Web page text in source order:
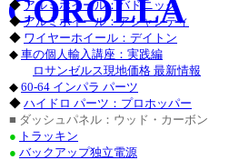
◆アルミホイール：バドニック
◆アルミホイール：アシャンティ
◆ ワイヤーホイール：デイトン
◆ 車の個人輸入講座：実践編
ロサンゼルス現地価格 最新情報
◆ 60-64 インパラ パーツ
◆ ハイドロ パーツ：プロホッパー
■ ダッシュパネル：ウッド・カーボン
● トラッキン
● バックアップ独立電源
COROLLA